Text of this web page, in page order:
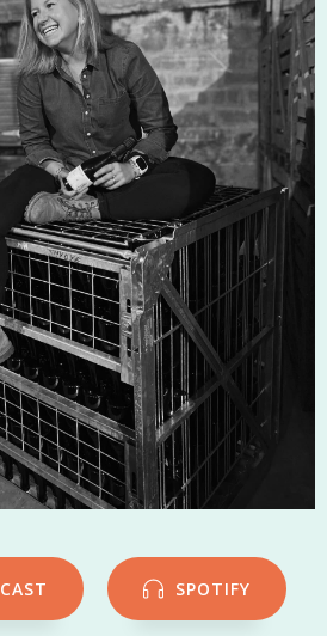
SPOTIFY